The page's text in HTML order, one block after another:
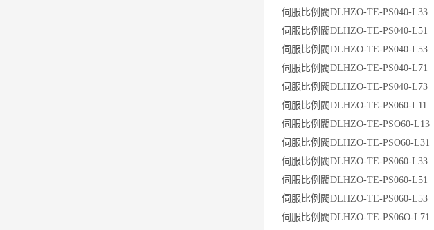
伺服比例閥DLHZO-TE-PS040-L33
伺服比例閥DLHZO-TE-PS040-L51
伺服比例閥DLHZO-TE-PS040-L53
伺服比例閥DLHZO-TE-PS040-L71
伺服比例閥DLHZO-TE-PS040-L73
伺服比例閥DLHZO-TE-PS060-L11
伺服比例閥DLHZO-TE-PSO60-L13
伺服比例閥DLHZO-TE-PSO60-L31
伺服比例閥DLHZO-TE-PS060-L33
伺服比例閥DLHZO-TE-PS060-L51
伺服比例閥DLHZO-TE-PS060-L53
伺服比例閥DLHZO-TE-PS06O-L71